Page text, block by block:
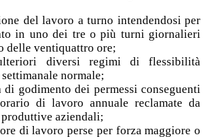
del lavoro a turno intendendosi per
in uno dei tre o più turni giornalieri
delle ventiquattro ore;
diversi regimi di flessibilità
normale;
godimento dei permessi conseguenti
di lavoro annuale reclamate da
aziendali;
di lavoro perse per forza maggiore o